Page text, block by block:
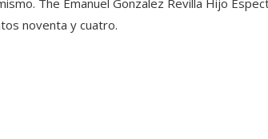
noventa y cuatro.